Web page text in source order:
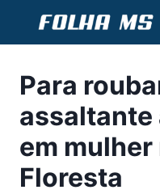
Conteúdo
Para
assaltante
em mulher
Floresta